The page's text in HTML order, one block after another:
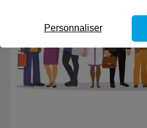
Personnaliser